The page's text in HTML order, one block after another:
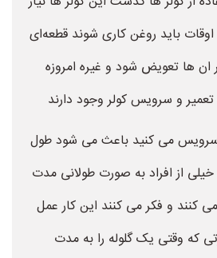
باید روغن کاری شوند قطعه‌ای
ان ها تعویض شود و غیره امروزه
و سرویس کولر وجود دارند
سرویس می کنید باعث می شود طول
خیلی از افراد به صورت طولانی مدت
کنند و فکر می کنند این کار عمل
که وقتی یک گلوله را به مدت